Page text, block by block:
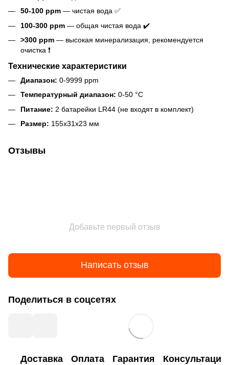
50-100 ppm — чистая вода ✅
100-300 ppm — общая чистая вода ✔️
>300 ppm — высокая минерализация, рекомендуется
очистка ❗️
Технические характеристики
Диапазон: 0-9999 ppm
Температурный диапазон: 0-50 °C
Питание: 2 батарейки LR44 (не входят в комплект)
Размер: 155x31x23 мм
Отзывы
Добавьте первый отзыв
Написать отзыв
Поделиться в соцсетях
Доставка Оплата Гарантия Консультация